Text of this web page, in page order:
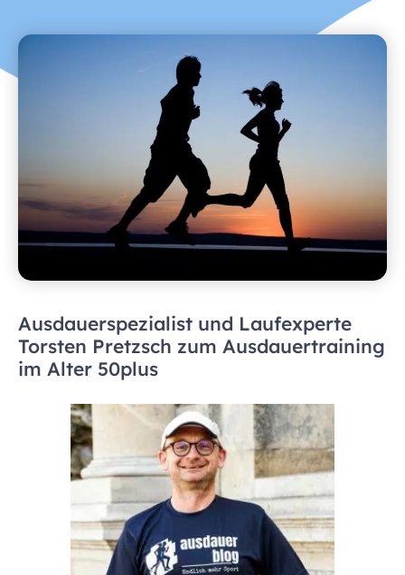
Ausdauerspezialist und Laufexperte
Torsten Pretzsch zum Ausdauertraining
im Alter 50plus